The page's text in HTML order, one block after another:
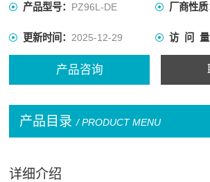
产品型号： PZ96L-DE 厂商性质
更新时间：2025-12-29 访 问 量
产品咨询
产品目录 / PRODUCT MENU
详细介绍